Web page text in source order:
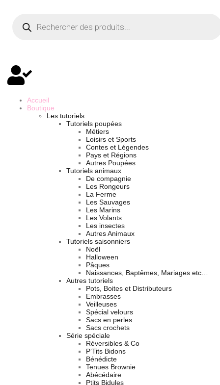
Accueil
Boutique
Les tutoriels
Tutoriels poupées
Métiers
Loisirs et Sports
Contes et Légendes
Pays et Régions
Autres Poupées
Tutoriels animaux
De compagnie
Les Rongeurs
La Ferme
Les Sauvages
Les Marins
Les Volants
Les insectes
Autres Animaux
Tutoriels saisonniers
Noël
Halloween
Pâques
Naissances, Baptêmes, Mariages etc…
Autres tutoriels
Pots, Boites et Distributeurs
Embrasses
Veilleuses
Spécial velours
Sacs en perles
Sacs crochets
Série spéciale
Réversibles & Co
P’Tits Bidons
Bénédicte
Tenues Brownie
Abécédaire
Ptits Bidules